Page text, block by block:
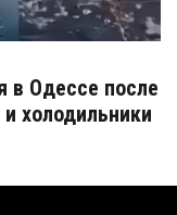
Одессе после
холодильники